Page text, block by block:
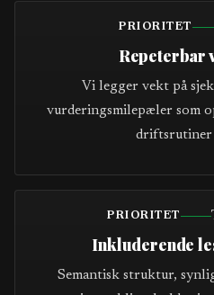
PRIORITET
Repeterbar
Vi legger vekt på
vurderingsmilepæler som
driftsrutiner
PRIORITET
Inkluderende
Semantisk struktur,